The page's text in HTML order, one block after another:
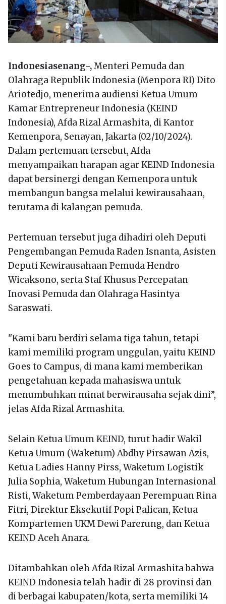
Indonesiasenang-,Menteri Pemuda dan
Olahraga Republik Indonesia (Menpora RI) Dito
Ariotedjo, menerima audiensi Ketua Umum
Kamar Entrepreneur Indonesia (KEIND
Indonesia), Afda Rizal Armashita, di Kantor
Kemenpora, Senayan, Jakarta (02/10/2024).
Dalam pertemuan tersebut, Afda
menyampaikan harapan agar KEIND Indonesia
dapat bersinergi dengan Kemenpora untuk
membangun bangsa melalui kewirausahaan,
terutama di kalangan pemuda.
Pertemuan tersebut juga dihadiri oleh Deputi
Pengembangan Pemuda Raden Isnanta, Asisten
Deputi Kewirausahaan Pemuda Hendro
Wicaksono, serta Staf Khusus Percepatan
Inovasi Pemuda dan Olahraga Hasintya
Saraswati.
"Kami baru berdiri selama tiga tahun, tetapi
kami memiliki program unggulan, yaitu KEIND
Goes to Campus, di mana kami memberikan
pengetahuan kepada mahasiswa untuk
menumbuhkan minat berwirausaha sejak dini”,
jelas Afda Rizal Armashita.
Selain Ketua Umum KEIND, turut hadir Wakil
Ketua Umum (Waketum) Abdhy Pirsawan Azis,
Ketua Ladies Hanny Pirss, Waketum Logistik
Julia Sophia, Waketum Hubungan Internasional
Risti, Waketum Pemberdayaan Perempuan Rina
Fitri, Direktur Eksekutif Popi Palican, Ketua
Kompartemen UKM Dewi Parerung, dan Ketua
KEIND Aceh Anara.
Ditambahkan oleh Afda Rizal Armashita bahwa
KEIND Indonesia telah hadir di 28 provinsi dan
di berbagai kabupaten/kota, serta memiliki 14